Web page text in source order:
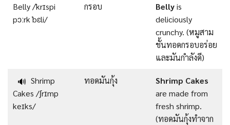
Belly /ˈkrɪspi
pɔːrk ˈbɛli/
กรอบ
Bellyis
deliciously
crunchy. (หมูสาม
ชั้นทอดกรอบอร่อย
และมันกำลังดี)
🔊 Shrimp
Cakes /ʃrɪmp
keɪks/
ทอดมันกุ้ง
Shrimp Cakes
are made from
fresh shrimp.
(ทอดมันกุ้งทำจาก